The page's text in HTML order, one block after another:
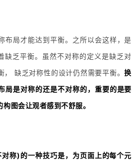
布局才能达到平衡。之所以会这样，是
缺乏平衡。虽然不对称的定义是缺乏对
， 缺乏对称性的设计仍然需要平衡。换
局是对称的还是不对称的，重要的是要
图会让观者感到不舒服。
称)的一种技巧是，为页面上的每个元